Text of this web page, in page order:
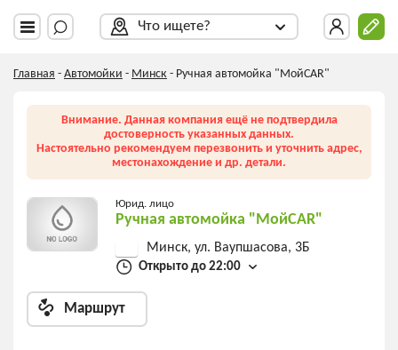
Что ищете?
Главная - Автомойки - Минск - Ручная автомойка "МойCAR"
Внимание. Данная компания ещё не подтвердила
достоверность указанных данных.
Настоятельно рекомендуем перезвонить и уточнить адрес,
местонахождение и др. детали.
Юрид. лицо
Ручная автомойка "МойCAR"
Минск, ул. Ваупшасова, 3Б
Открыто до 22:00
Маршрут